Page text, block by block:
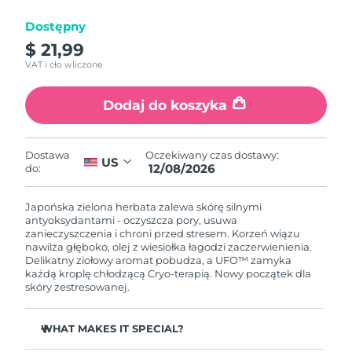
Dostępny
$ 21,99
VAT i cło wliczone
Dodaj do koszyka
Dostawa
do:
US Oczekiwany czas dostawy:
12/08/2026
Japońska zielona herbata zalewa skórę silnymi
antyoksydantami - oczyszcza pory, usuwa
zanieczyszczenia i chroni przed stresem. Korzeń wiązu
nawilża głęboko, olej z wiesiołka łagodzi zaczerwienienia.
Delikatny ziołowy aromat pobudza, a UFO™ zamyka
każdą kroplę chłodzącą Cryo-terapią. Nowy początek dla
skóry zestresowanej.
WHAT MAKES IT SPECIAL?
Izrael
Włochy
8/10/26
Oczekiwany czas dostawy
8/13/26
Jersey
Oczekiwany czas dostawy
8/15/26
Kazachstan
Oczekiwany czas dostawy
8/12/26
Kuwejt
Oczekiwany czas dostawy
8/10/26
Oczekiwany czas dostawy